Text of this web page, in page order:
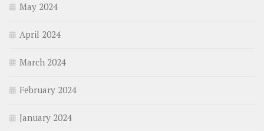
May 2024
April 2024
March 2024
February 2024
January 2024